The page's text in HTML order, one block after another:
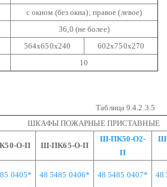
с окном (без окна); правое (левое)
36,0 (не более)
564х650х240
602х750х270
10
Таблица 9.4.2.3.5
ШКАФЫ ПОЖАРНЫЕ ПРИСТАВНЫЕ
О-П Ш-ПК65-О-П
Ш-ПК50-О2-
П
0405* 48 5485 0406* 48 5485 0407* 48